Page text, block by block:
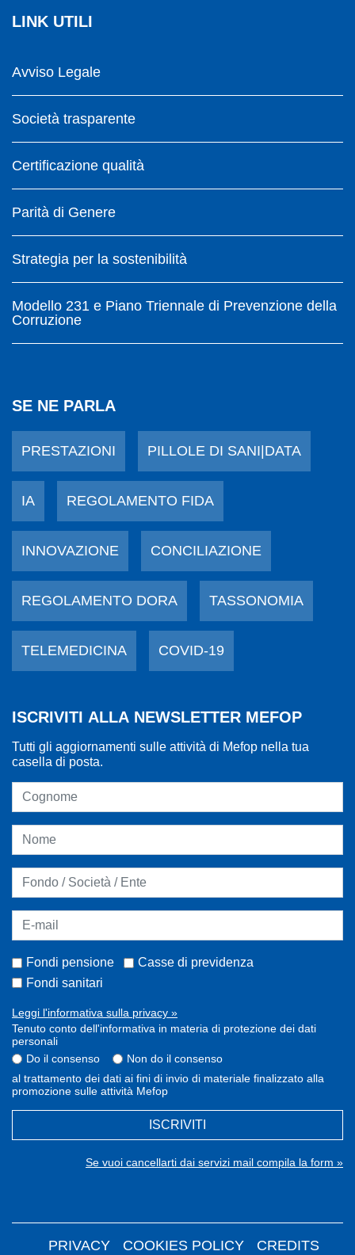
LINK UTILI
Avviso Legale
Società trasparente
Certificazione qualità
Parità di Genere
Strategia per la sostenibilità
Modello 231 e Piano Triennale di Prevenzione della
Corruzione
SE NE PARLA
PRESTAZIONI PILLOLE DI SANI|DATA
IA REGOLAMENTO FIDA
INNOVAZIONE CONCILIAZIONE
REGOLAMENTO DORA TASSONOMIA
TELEMEDICINA COVID-19
ISCRIVITI ALLA NEWSLETTER MEFOP
Tutti gli aggiornamenti sulle attività di Mefop nella tua
casella di posta.
Fondi pensione
Casse di previdenza
Fondi sanitari
Leggi l'informativa sulla privacy »
Tenuto conto dell'informativa in materia di protezione dei dati
personali
Do il consenso
Non do il consenso
al trattamento dei dati ai fini di invio di materiale finalizzato alla
promozione sulle attività Mefop
ISCRIVITI
Se vuoi cancellarti dai servizi mail compila la form »
PRIVACY COOKIES POLICY CREDITS